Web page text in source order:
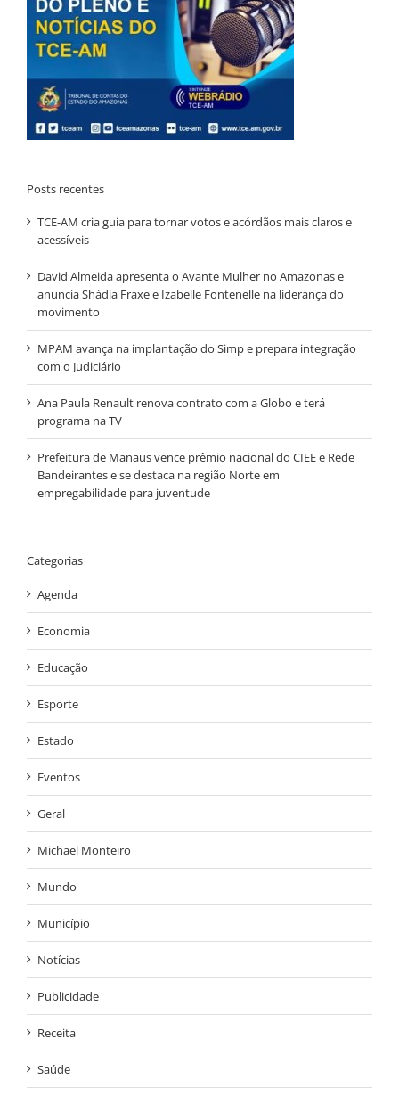
Posts recentes
TCE-AM cria guia para tornar votos e acórdãos mais claros e
acessíveis
David Almeida apresenta o Avante Mulher no Amazonas e
anuncia Shádia Fraxe e Izabelle Fontenelle na liderança do
movimento
MPAM avança na implantação do Simp e prepara integração
com o Judiciário
Ana Paula Renault renova contrato com a Globo e terá
programa na TV
Prefeitura de Manaus vence prêmio nacional do CIEE e Rede
Bandeirantes e se destaca na região Norte em
empregabilidade para juventude
Categorias
Agenda
Economia
Educação
Esporte
Estado
Eventos
Geral
Michael Monteiro
Mundo
Município
Notícias
Publicidade
Receita
Saúde